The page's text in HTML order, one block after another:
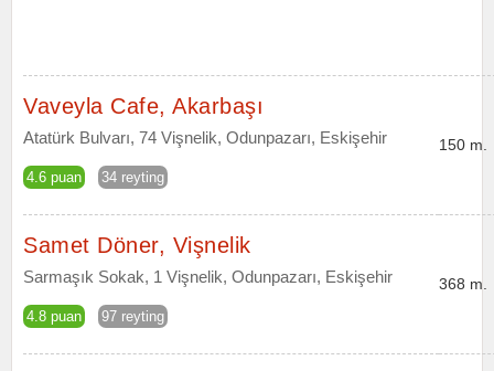
Vaveyla Cafe, Akarbaşı
Atatürk Bulvarı, 74 Vişnelik, Odunpazarı, Eskişehir
4.6 puan 34 reyting
150 m.
Samet Döner, Vişnelik
Sarmaşık Sokak, 1 Vişnelik, Odunpazarı, Eskişehir
4.8 puan 97 reyting
368 m.